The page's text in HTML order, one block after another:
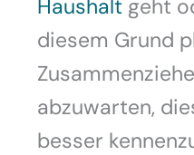
Haushaltgeht
diesem Grund
abzuwarten,
besser